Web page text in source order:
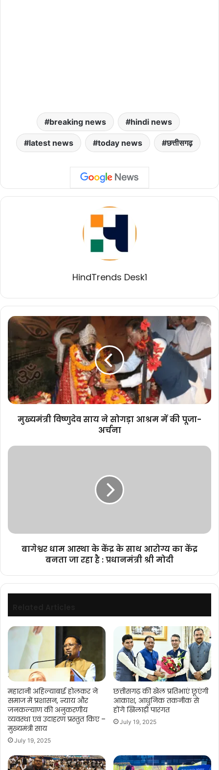
breaking news hindi news
latest news today news छत्तीसगढ़
HindTrends Desk1
मुख्यमंत्री
विष्णुदेव
साय
सोगड़ा
आश्रम
में
की
पूजा-
मुख्यमंत्री विष्णुदेव साय ने सोगड़ा आश्रम में की पूजा-
अर्चना
बागेश्वर
का
रहा
है
:
श्री
मोदी
बागेश्वर धाम आस्था के केंद्र के साथ आरोग्य का केंद्र
बनता जा रहा है : प्रधानमंत्री श्री मोदी
महारानी अहिल्याबाई होलकर ने
समाज में प्रशासन, न्याय और
जनकल्याण की अनुकरणीय
व्यवस्था एवं उदाहरण प्रस्तुत किए –
मुख्यमंत्री साय
July 19, 2025
छत्तीसगढ़ की खेल प्रतिभाएं छूएंगी
आकाश, आधुनिक तकनीक से
होंगे खिलाड़ी पारंगत
July 19, 2025